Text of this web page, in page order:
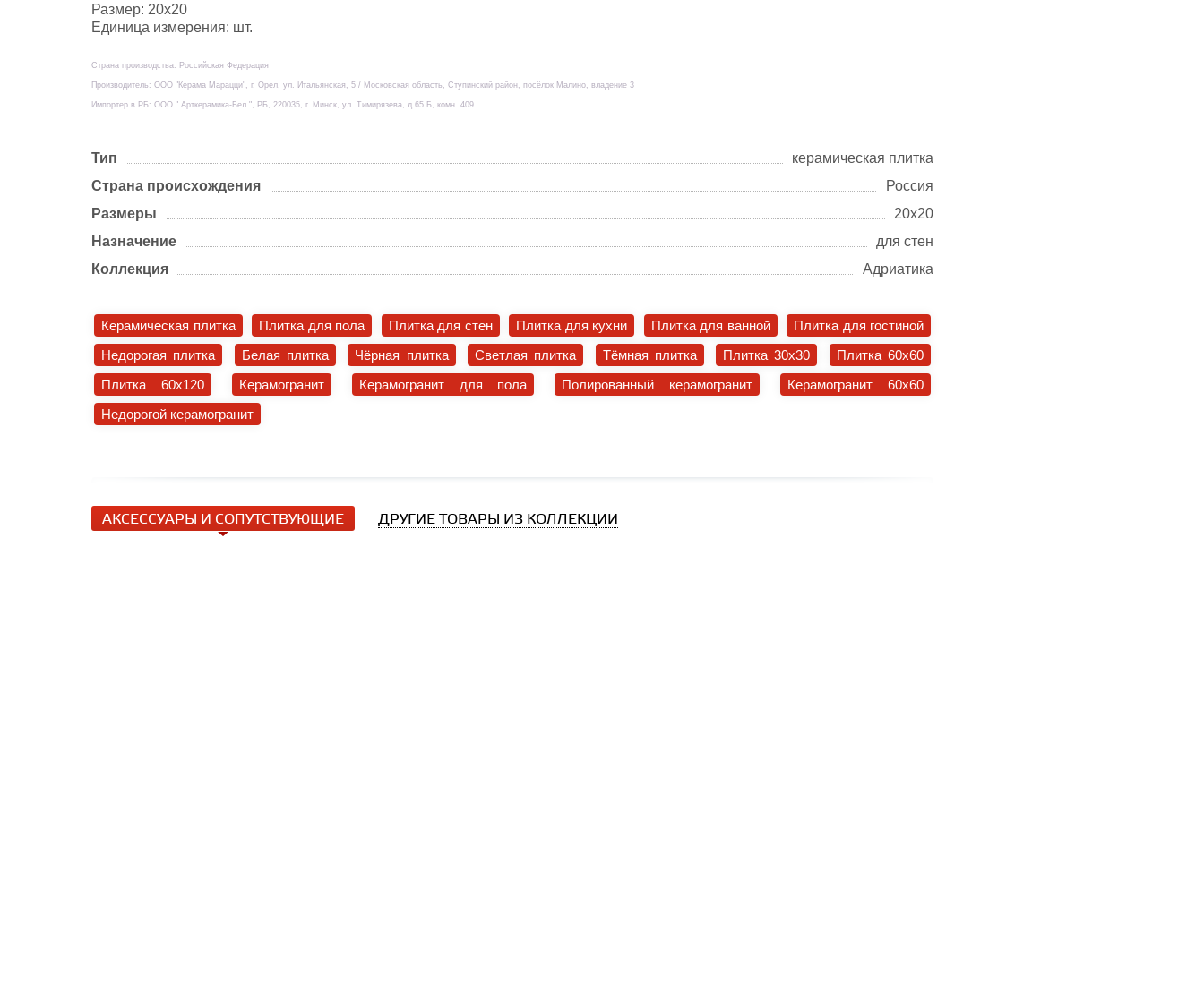
Размер: 20х20
Единица измерения: шт.
Страна производства: Российская Федерация
Производитель: ООО "Керама Марацци", г. Орел, ул. Итальянская, 5 / Московская область, Ступинский район, посёлок Малино, владение 3
Импортер в РБ: ООО " Арткерамика-Бел ", РБ, 220035, г. Минск, ул. Тимирязева, д.65 Б, комн. 409
Тип
керамическая плитка
Страна происхождения
Россия
Размеры
20х20
Назначение
для стен
Коллекция
Адриатика
Керамическая плитка Плитка для пола Плитка для стен Плитка для кухни Плитка для ванной
Плитка для гостиной
Недорогая плитка
Белая плитка Чёрная плитка Светлая плитка Тёмная плитка Плитка 30x30
Плитка 60x60
Плитка 60x120
Керамогранит Керамогранит для пола Полированный керамогранит
Керамогранит 60x60
Недорогой керамогранит
АКСЕССУАРЫ И СОПУТСТВУЮЩИЕ ДРУГИЕ ТОВАРЫ ИЗ КОЛЛЕКЦИИ